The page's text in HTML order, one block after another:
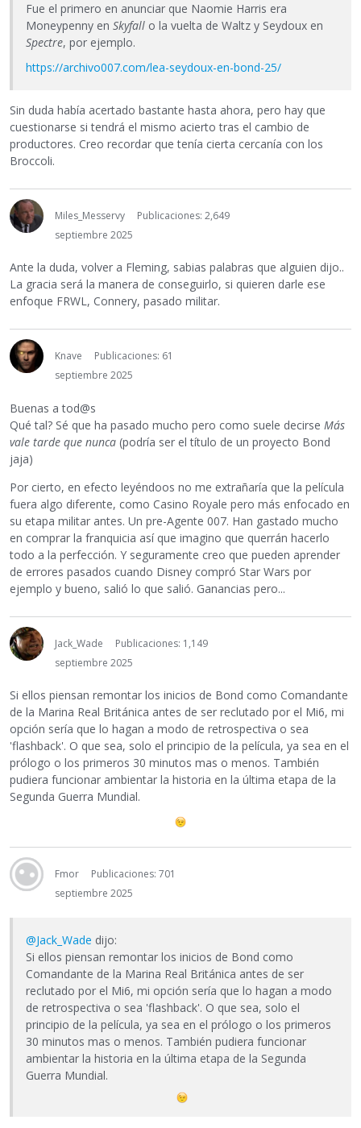
Fue el primero en anunciar que Naomie Harris era
Moneypenny en Skyfall o la vuelta de Waltz y Seydoux en
Spectre, por ejemplo.
https://archivo007.com/lea-seydoux-en-bond-25/
Sin duda había acertado bastante hasta ahora, pero hay que
cuestionarse si tendrá el mismo acierto tras el cambio de
productores. Creo recordar que tenía cierta cercanía con los
Broccoli.
Miles_Messervy
Publicaciones: 2,649
septiembre 2025
Ante la duda, volver a Fleming, sabias palabras que alguien dijo..
La gracia será la manera de conseguirlo, si quieren darle ese
enfoque FRWL, Connery, pasado militar.
Knave
Publicaciones: 61
septiembre 2025
Buenas a tod@s
Qué tal? Sé que ha pasado mucho pero como suele decirse Más
vale tarde que nunca (podría ser el título de un proyecto Bond
jaja)
Por cierto, en efecto leyéndoos no me extrañaría que la película
fuera algo diferente, como Casino Royale pero más enfocado en
su etapa militar antes. Un pre-Agente 007. Han gastado mucho
en comprar la franquicia así que imagino que querrán hacerlo
todo a la perfección. Y seguramente creo que pueden aprender
de errores pasados cuando Disney compró Star Wars por
ejemplo y bueno, salió lo que salió. Ganancias pero...
Jack_Wade
Publicaciones: 1,149
septiembre 2025
Si ellos piensan remontar los inicios de Bond como Comandante
de la Marina Real Británica antes de ser reclutado por el Mi6, mi
opción sería que lo hagan a modo de retrospectiva o sea
'flashback'. O que sea, solo el principio de la película, ya sea en el
prólogo o los primeros 30 minutos mas o menos. También
pudiera funcionar ambientar la historia en la última etapa de la
Segunda Guerra Mundial.
Fmor
Publicaciones: 701
septiembre 2025
@Jack_Wade dijo:
Si ellos piensan remontar los inicios de Bond como
Comandante de la Marina Real Británica antes de ser
reclutado por el Mi6, mi opción sería que lo hagan a modo
de retrospectiva o sea 'flashback'. O que sea, solo el
principio de la película, ya sea en el prólogo o los primeros
30 minutos mas o menos. También pudiera funcionar
ambientar la historia en la última etapa de la Segunda
Guerra Mundial.